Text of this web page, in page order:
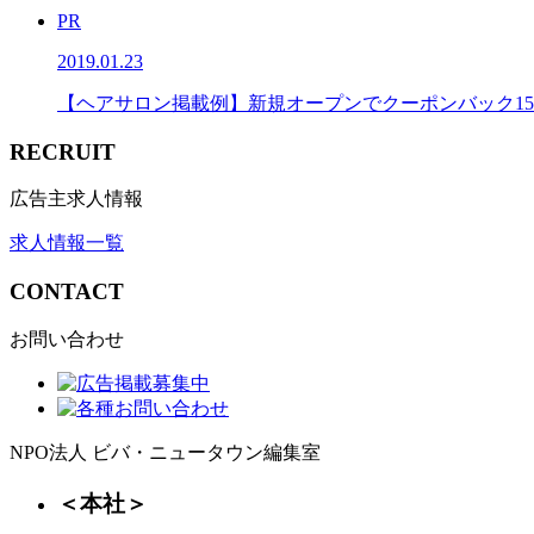
PR
2019.01.23
【ヘアサロン掲載例】新規オープンでクーポンバック
RECRUIT
広告主求人情報
求人情報一覧
CONTACT
お問い合わせ
NPO法人 ビバ・ニュータウン編集室
＜本社＞